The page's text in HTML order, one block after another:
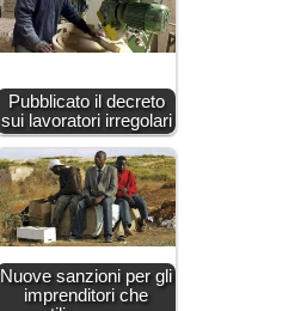
Pubblicato il decreto
sui lavoratori irregolari
Nuove sanzioni per gli
imprenditori che